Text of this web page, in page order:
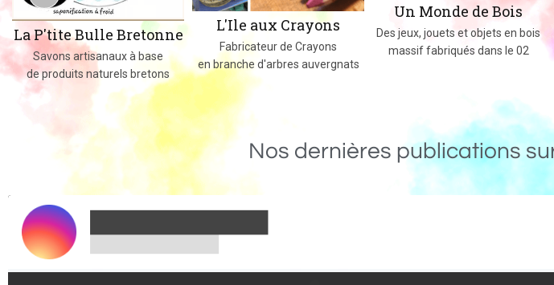
La P'tite Bulle Bretonne
Savons artisanaux à base
de produits naturels bretons
L'Ile aux Crayons
Fabricateur de Crayons
en branche d'arbres auvergnats
Un Monde de Bois
Des jeux, jouets et objets en bois
massif fabriqués dans le 02
Nos dernières publications